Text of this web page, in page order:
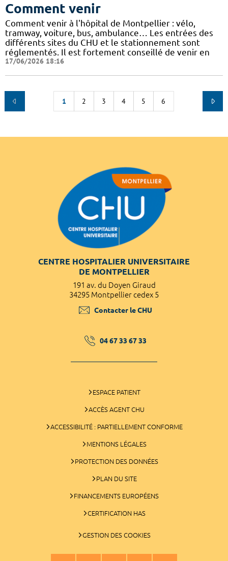
Comment venir
Comment venir à l'hôpital de Montpellier : vélo,
tramway, voiture, bus, ambulance… Les entrées des
différents sites du CHU et le stationnement sont
réglementés. Il est fortement conseillé de venir en
17/06/2026 18:16
1 2 3 4 5 6
CENTRE HOSPITALIER UNIVERSITAIRE
DE MONTPELLIER
191 av. du Doyen Giraud
34295 Montpellier cedex 5
Contacter le CHU
04 67 33 67 33
ESPACE PATIENT
ACCÈS AGENT CHU
ACCESSIBILITÉ : PARTIELLEMENT CONFORME
MENTIONS LÉGALES
PROTECTION DES DONNÉES
PLAN DU SITE
FINANCEMENTS EUROPÉENS
CERTIFICATION HAS
GESTION DES COOKIES